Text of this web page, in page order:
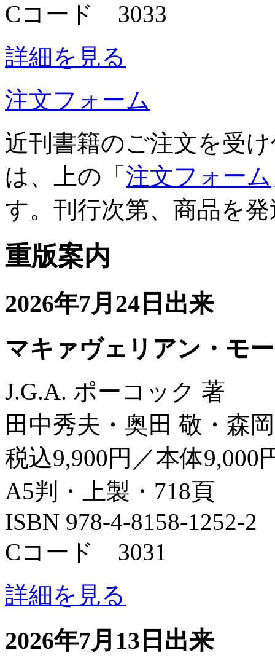
Cコード 3033
詳細を見る
注文フォーム
近刊書籍のご注文を受
は、上の「 注文フォーム
す。刊行次第、商品を
重版案内
2026年7月24日出来
マキァヴェリアン・モ
J.G.A. ポーコック 著
田中秀夫・奥田 敬・森
税込9,900円／本体9,000
A5判・上製・718頁
ISBN 978-4-8158-1252-2
Cコード 3031
詳細を見る
2026年7月13日出来